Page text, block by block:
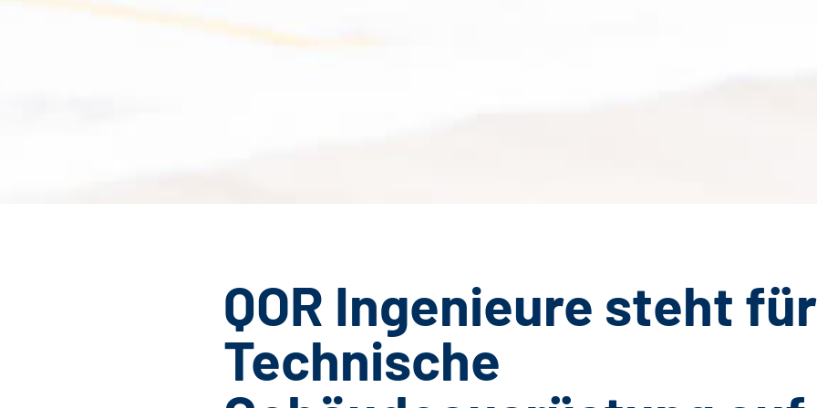
QOR Ingenieure steht für
Technische